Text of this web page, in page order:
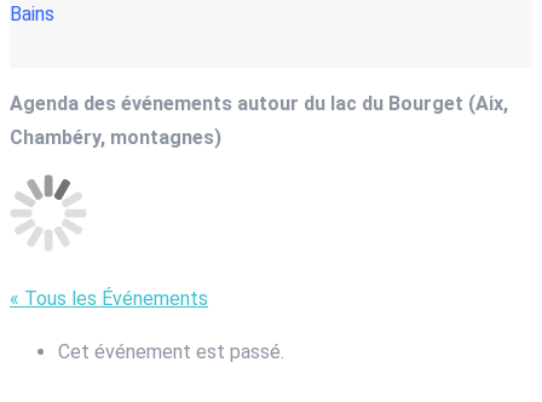
Bains
Agenda des événements autour du lac du Bourget (Aix,
Chambéry, montagnes)
« Tous les Événements
Cet événement est passé.